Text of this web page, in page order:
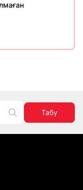
Табу